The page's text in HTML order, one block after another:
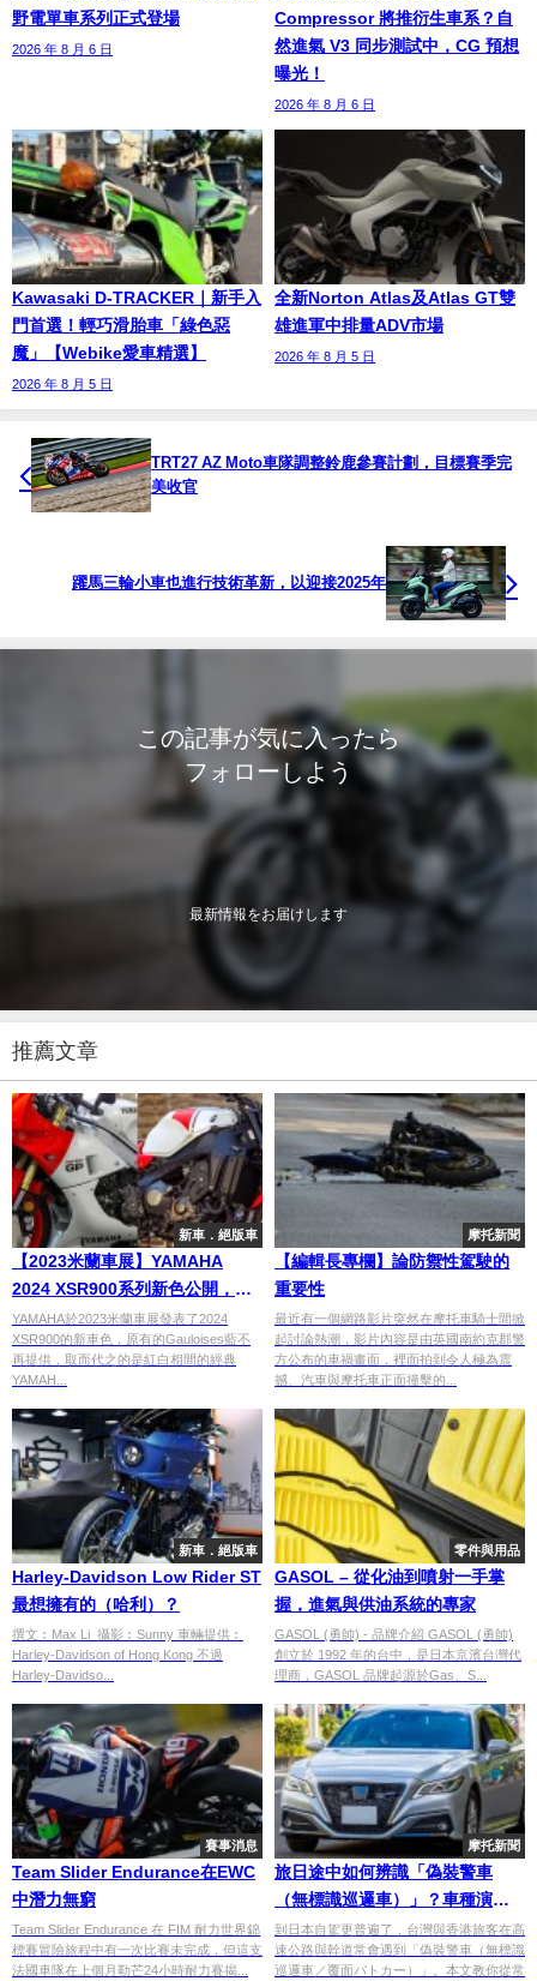
野電單車系列正式登場
2026 年 8 月 6 日
Compressor 將推衍生車系？自
然進氣 V3 同步測試中，CG 預想
曝光！
2026 年 8 月 6 日
Kawasaki D-TRACKER｜新手入
門首選！輕巧滑胎車「綠色惡
魔」【Webike愛車精選】
2026 年 8 月 5 日
全新Norton Atlas及Atlas GT雙
雄進軍中排量ADV市場
2026 年 8 月 5 日
TRT27 AZ Moto車隊調整鈴鹿參賽計劃，目標賽季完
美收官
躍馬三輪小車也進行技術革新，以迎接2025年
この記事が気に入ったら
フォローしよう
最新情報をお届けします
推薦文章
新車．絕版車
【2023米蘭車展】YAMAHA
2024 XSR900系列新色公開，復
刻賽車傳統潮流
YAMAHA於2023米蘭車展發表了2024
XSR900的新車色，原有的Gauloises藍不
再提供，取而代之的是紅白相間的經典
YAMAH...
摩托新聞
【編輯長專欄】論防禦性駕駛的
重要性
最近有一個網路影片突然在摩托車騎士間掀
起討論熱潮，影片內容是由英國南約克郡警
方公布的車禍畫面，裡面拍到令人極為震
撼、汽車與摩托車正面撞擊的...
新車．絕版車
Harley-Davidson Low Rider ST
最想擁有的（哈利）？
撰文︰Max Li 攝影︰Sunny 車輛提供︰
Harley-Davidson of Hong Kong 不過
Harley-Davidso...
零件與用品
GASOL – 從化油到噴射一手掌
握，進氣與供油系統的專家
GASOL (勇帥) - 品牌介紹 GASOL (勇帥)
創立於 1992 年的台中，是日本京濱台灣代
理商，GASOL 品牌起源於Gas、S...
賽事消息
Team Slider Endurance在EWC
中潛力無窮
Team Slider Endurance 在 FIM 耐力世界錦
標賽冒險旅程中有一次比賽未完成，但這支
法國車隊在上個月勒芒24小時耐力賽揭...
摩托新聞
旅日途中如何辨識「偽裝警車
（無標識巡邏車）」？車種演變
與裝備辨識重點
到日本自駕更普遍了，台灣與香港旅客在高
速公路與幹道常會遇到「偽裝警車（無標識
巡邏車／覆面パトカー）」。本文教你從常